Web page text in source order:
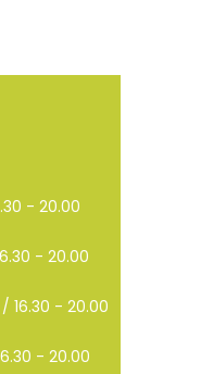
- 20.00
- 20.00
16.30 - 20.00
- 20.00